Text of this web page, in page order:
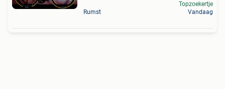
Rumst
Topzoekertje
Vandaag